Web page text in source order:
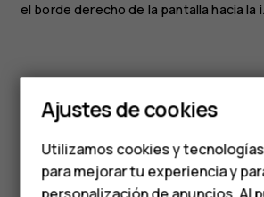
Smartphones
Teléfonos de
media
el borde derecho de la pantalla hacia la
Sí No
Ajustes de cookies
Utilizamos cookies y
para mejorar tu experiencia y